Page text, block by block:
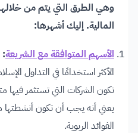
وهي الطرق التي يتم من
المالية. إليك أشهرها:
الأسهم المتوافقة مع الشريعة:
الأكثر استخدامًا في التداول
تكون الشركات التي تستثمر فيها
يعني أنه يجب أن تكون أنشطتها
الفوائد الربوية.